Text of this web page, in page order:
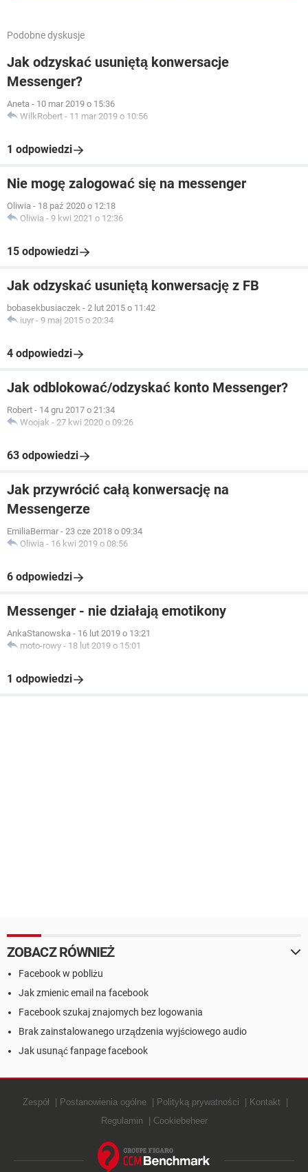
Podobne dyskusje
Jak odzyskać usuniętą konwersacje
Messenger?
Aneta - 10 mar 2019 o 15:36
WilkRobert - 11 mar 2019 o 10:56
1 odpowiedzi
Nie mogę zalogować się na messenger
Oliwia - 18 paź 2020 o 12:18
Oliwia - 9 kwi 2021 o 12:36
15 odpowiedzi
Jak odzyskać usuniętą konwersację z FB
bobasekbusiaczek - 2 lut 2015 o 11:42
iuyr - 9 maj 2015 o 20:34
4 odpowiedzi
Jak odblokować/odzyskać konto Messenger?
Robert - 14 gru 2017 o 21:34
Woojak - 27 kwi 2020 o 09:26
63 odpowiedzi
Jak przywrócić całą konwersację na
Messengerze
EmiliaBermar - 23 cze 2018 o 09:34
Oliwia - 16 kwi 2019 o 08:56
6 odpowiedzi
Messenger - nie działają emotikony
AnkaStanowska - 16 lut 2019 o 13:21
moto-rowy - 18 lut 2019 o 15:01
1 odpowiedzi
ZOBACZ RÓWNIEŻ
Facebook w pobliżu
Jak zmienic email na facebook
Facebook szukaj znajomych bez logowania
Brak zainstalowanego urządzenia wyjściowego audio
Jak usunąć fanpage facebook
Zespół Postanowienia ogólne Polityką prywatności
Kontakt
Regulamin
Cookiebeheer